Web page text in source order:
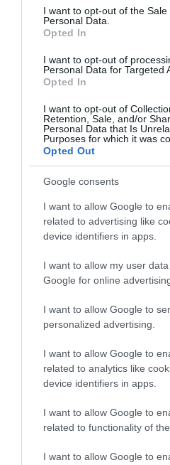
consent section.
I want to opt-out of the Sale
Personal Data.
Opted In
I want to opt-out of
Personal Data for Targeted
Opted In
I want to opt-out of
Retention, Sale, and/or
Personal Data that Is
Purposes for which it was
Opted Out
Google consents
I want to allow Google to
related to advertising like
device identifiers in apps.
I want to allow my user
Google for online
I want to allow Google to
personalized advertising.
I want to allow Google to
related to analytics like
device identifiers in apps.
I want to allow Google to
related to functionality of
I want to allow Google to
CSODABOGÁR
MIÉRT HISZÜNK A
2026-01-
1 2 3